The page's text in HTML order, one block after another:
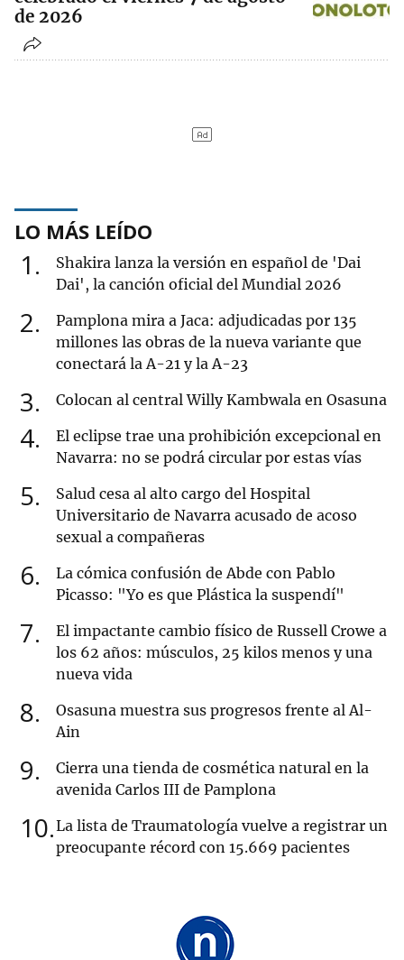
de 2026
LO MÁS LEÍDO
1
Shakira lanza la versión en español de 'Dai
Dai', la canción oficial del Mundial 2026
2
Pamplona mira a Jaca: adjudicadas por 135
millones las obras de la nueva variante que
conectará la A-21 y la A-23
3 Colocan al central Willy Kambwala en Osasuna
4
El eclipse trae una prohibición excepcional en
Navarra: no se podrá circular por estas vías
5
Salud cesa al alto cargo del Hospital
Universitario de Navarra acusado de acoso
sexual a compañeras
6
La cómica confusión de Abde con Pablo
Picasso: "Yo es que Plástica la suspendí"
7
El impactante cambio físico de Russell Crowe a
los 62 años: músculos, 25 kilos menos y una
nueva vida
8
Osasuna muestra sus progresos frente al Al-
Ain
9
Cierra una tienda de cosmética natural en la
avenida Carlos III de Pamplona
10 La lista de Traumatología vuelve a registrar un
preocupante récord con 15.669 pacientes